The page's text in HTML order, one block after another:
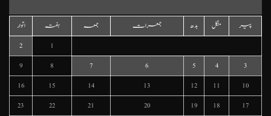
پیر منگل بدھ جمعرات جمعہ ہفتہ
اتوار
1
2
3
4
5
6
7
8
9
10
11
12
13
14
15
16
17
18
19
20
21
22
23